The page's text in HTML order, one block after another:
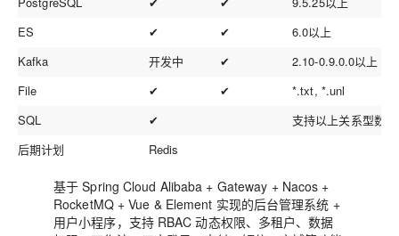
ES
✔ ✔
6.0以上
Kafka
开发中 ✔
2.10-0.9.0.0以上
File
✔ ✔
*.txt, *.unl
SQL
✔
支持以上关系型数
后期计划
Redis
基于 Spring Cloud Alibaba + Gateway + Nacos +
RocketMQ + Vue & Element 实现的后台管理系统 +
用户小程序，支持 RBAC 动态权限、多租户、数据